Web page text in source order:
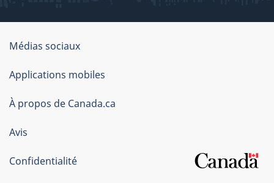
Organisation
du
gouvernement
du
Canada
Médias sociaux
Applications mobiles
À propos de Canada.ca
Avis
Confidentialité